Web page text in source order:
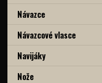
Návazce
Návazcové vlasce
Navijáky
Nože